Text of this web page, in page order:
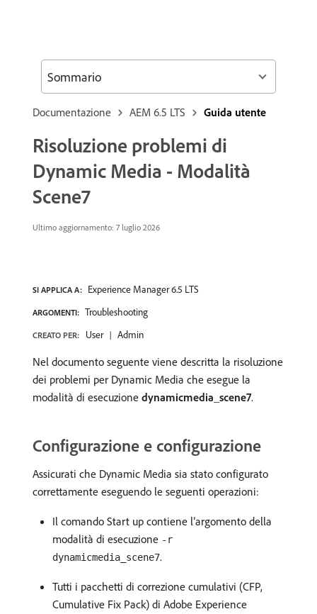
Documentazione AEM 6.5 LTS Guida utente
Risoluzione problemi di
Dynamic Media - Modalità
Scene7
Ultimo aggiornamento: 7 luglio 2026
SI APPLICA A: Experience Manager 6.5 LTS
ARGOMENTI: Troubleshooting
CREATO PER: User Admin
Nel documento seguente viene descritta la risoluzione
dei problemi per Dynamic Media che esegue la
modalità di esecuzione dynamicmedia_scene7.
Configurazione e configurazione
Assicurati che Dynamic Media sia stato configurato
correttamente eseguendo le seguenti operazioni:
Il comando Start up contiene l’argomento della
modalità di esecuzione -r
dynamicmedia_scene7.
Tutti i pacchetti di correzione cumulativi (CFP,
Cumulative Fix Pack) di Adobe Experience
Sommario